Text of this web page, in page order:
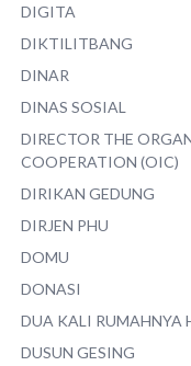
DIGITA
DIKTILITBANG
DINAR
DINAS SOSIAL
DIRECTOR THE
COOPERATION (OIC)
DIRIKAN GEDUNG
DIRJEN PHU
DOMU
DONASI
DUA KALI RUMAHNYA
DUSUN GESING